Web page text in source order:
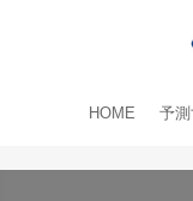
HOME 予